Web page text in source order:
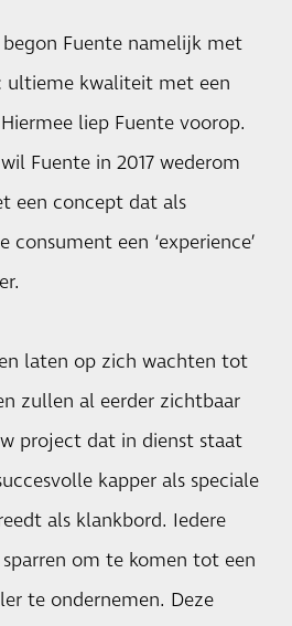
Fuente namelijk met
ultieme kwaliteit met een
liep Fuente voorop.
Fuente in 2017 wederom
een concept dat als
een ‘experience’
laten op zich wachten tot
zullen al eerder zichtbaar
project dat in dienst staat
kapper als speciale
als klankbord. Iedere
om te komen tot een
te ondernemen. Deze